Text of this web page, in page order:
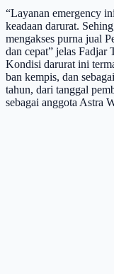
“Layanan emergency
keadaan darurat.
mengakses purna jual
dan cepat” jelas Fadjar
Kondisi darurat ini
ban kempis, dan
tahun, dari tanggal
sebagai anggota Astra